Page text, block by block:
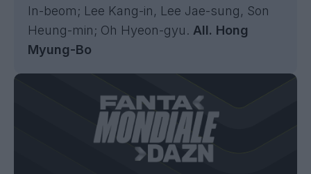
In-beom; Lee Kang-in, Lee Jae-sung, Son
Heung-min; Oh Hyeon-gyu. All. Hong
Myung-Bo